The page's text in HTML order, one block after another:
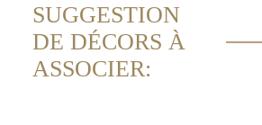
SUGGESTION
DE DÉCORS À
ASSOCIER: